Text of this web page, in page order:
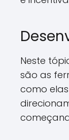
Neste
são as
como